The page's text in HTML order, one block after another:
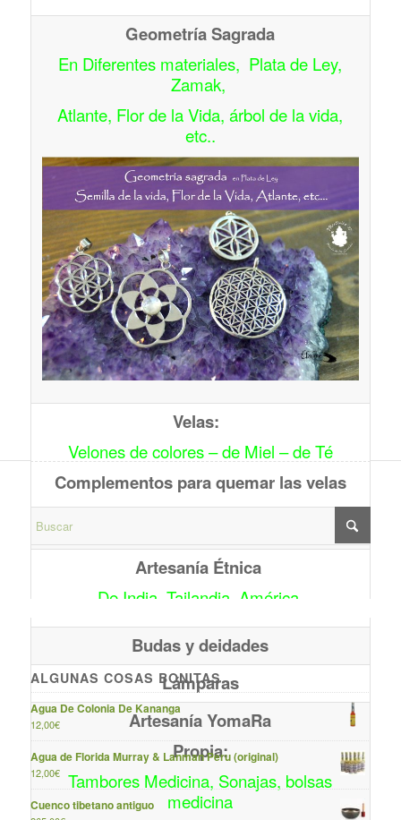
Geometría Sagrada
En Diferentes materiales, Plata de Ley,
Zamak,
Atlante, Flor de la Vida, árbol de la vida,
etc..
Velas:
Velones de colores – de Miel – de Té
Complementos para quemar las velas
Cuencos Tibetanos, Crótalos, etc..
Artesanía Étnica
De India, Tailandia, América.
Budas y deidades
Lámparas
Artesanía YomaRa
Propia:
Tambores Medicina, Sonajas, bolsas
medicina
ALGUNAS COSAS BONITAS…
Agua De Colonia De Kananga
12,00€
Agua de Florida Murray & Lanman Peru (original)
12,00€
Cuenco tibetano antiguo